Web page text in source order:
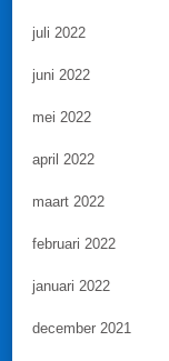
juli 2022
juni 2022
mei 2022
april 2022
maart 2022
februari 2022
januari 2022
december 2021